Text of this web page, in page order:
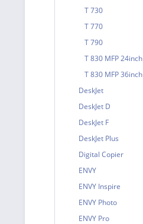
T 730
T 770
T 790
T 830 MFP 24inch
T 830 MFP 36inch
DeskJet
DeskJet D
DeskJet F
DeskJet Plus
Digital Copier
ENVY
ENVY Inspire
ENVY Photo
ENVY Pro